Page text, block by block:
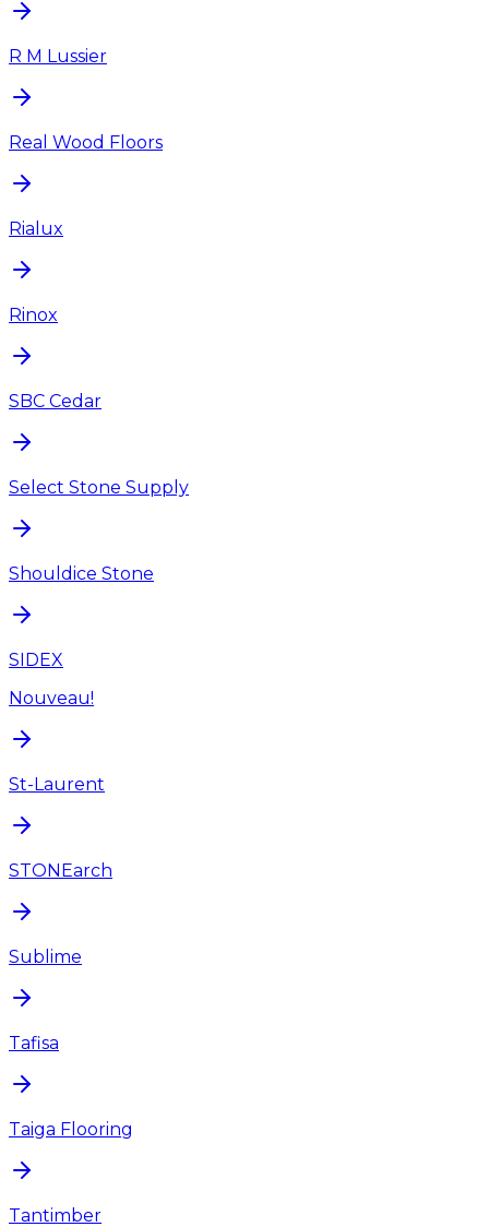
R M Lussier
Real Wood Floors
Rialux
Rinox
SBC Cedar
Select Stone Supply
Shouldice Stone
SIDEX
Nouveau!
St-Laurent
STONEarch
Sublime
Tafisa
Taiga Flooring
Tantimber